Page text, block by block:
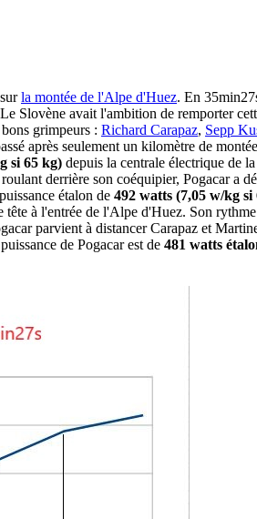
la montée de l'Alpe d'Huez. En
avait l'ambition de remporter
grimpeurs : Richard Carapaz, Sepp
après seulement un kilomètre de
si 65 kg) depuis la centrale électrique de
derrière son coéquipier, Pogacar a
étalon de 492 watts (7,05 w/kg si
à l'entrée de l'Alpe d'Huez. Son
parvient à distancer Carapaz et
de Pogacar est de 481 watts